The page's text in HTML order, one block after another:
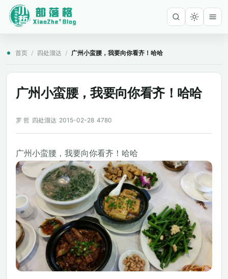
首页 / 四处溜达 / 广州小蛮腰，我要向你看齐！哈哈
广州小蛮腰，我要向你看齐！哈哈
罗 哲 四处溜达 2015-02-28 4780
广州小蛮腰，我要向你看齐！哈哈